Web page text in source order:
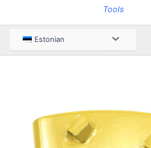
Tools
Estonian Menüü